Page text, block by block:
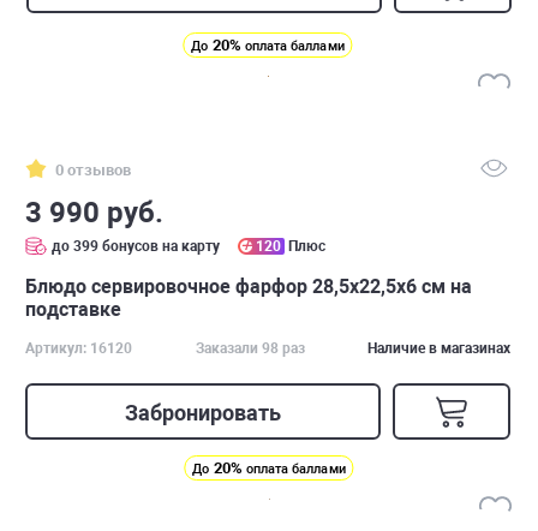
До 20% оплата баллами
0 отзывов
3 990 руб.
до 399 бонусов на карту 120 Плюс
Блюдо сервировочное фарфор 28,5х22,5х6 см на
подставке
Артикул: 16120 Заказали 98 раз Наличие в магазинах
Забронировать
До 20% оплата баллами